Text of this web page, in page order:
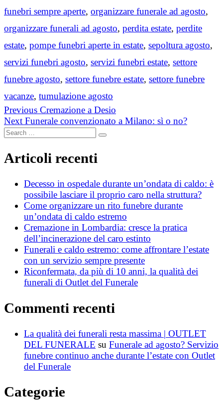
funebri sempre aperte, organizzare funerale ad agosto,
organizzare funerali ad agosto, perdita estate, perdite
estate, pompe funebri aperte in estate, sepoltura agosto,
servizi funebri agosto, servizi funebri estate, settore
funebre agosto, settore funebre estate, settore funebre
vacanze, tumulazione agosto
Navigazione
articoli
Previous Previous
post:
Cremazione a Desio
Next Next
post:
Funerale convenzionato a Milano: sì o no?
Search
Search
Articoli recenti
Decesso in ospedale durante un’ondata di caldo: è
possibile lasciare il proprio caro nella struttura?
Come organizzare un rito funebre durante
un’ondata di caldo estremo
Cremazione in Lombardia: cresce la pratica
dell’incinerazione del caro estinto
Funerali e caldo estremo: come affrontare l’estate
con un servizio sempre presente
Riconfermata, da più di 10 anni, la qualità dei
funerali di Outlet del Funerale
Commenti recenti
La qualità dei funerali resta massima | OUTLET
DEL FUNERALE su Funerale ad agosto? Servizio
funebre continuo anche durante l’estate con Outlet
del Funerale
Categorie